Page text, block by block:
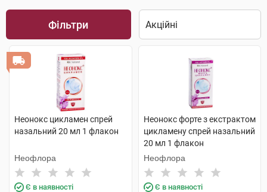
Фільтри
Неонокс цикламен спрей
назальний 20 мл 1 флакон
Неофлора
Є в наявності
Неонокс форте з екстрактом
цикламену спрей назальний
20 мл 1 флакон
Неофлора
Є в наявності